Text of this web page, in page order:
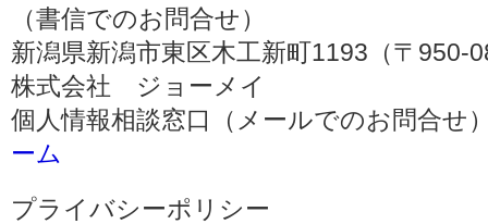
（書信でのお問合せ）
新潟県新潟市東区木工新町1193（〒950-
株式会社 ジョーメイ
個人情報相談窓口（メールでのお問合せ
ーム
プライバシーポリシー